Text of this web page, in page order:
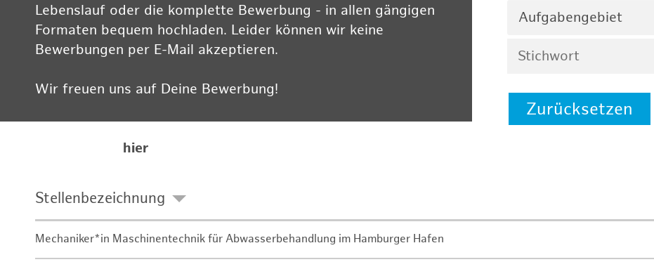
Lebenslauf oder die komplette Bewerbung - in allen gängigen
Formaten bequem hochladen. Leider können wir keine
Bewerbungen per E-Mail akzeptieren.
Wir freuen uns auf Deine Bewerbung!
hier
Aufgabengebiet
Zurücksetzen
Stellenbezeichnung
Mechaniker*in Maschinentechnik für Abwasserbehandlung im Hamburger Hafen